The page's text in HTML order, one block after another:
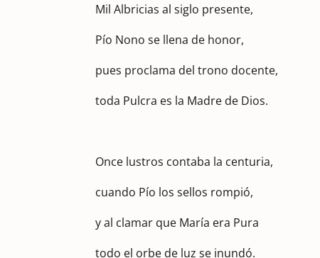
Mil Albricias al siglo presente,
Pío Nono se llena de honor,
pues proclama del trono docente,
toda Pulcra es la Madre de Dios.
Once lustros contaba la centuria,
cuando Pío los sellos rompió,
y al clamar que María era Pura
todo el orbe de luz se inundó.